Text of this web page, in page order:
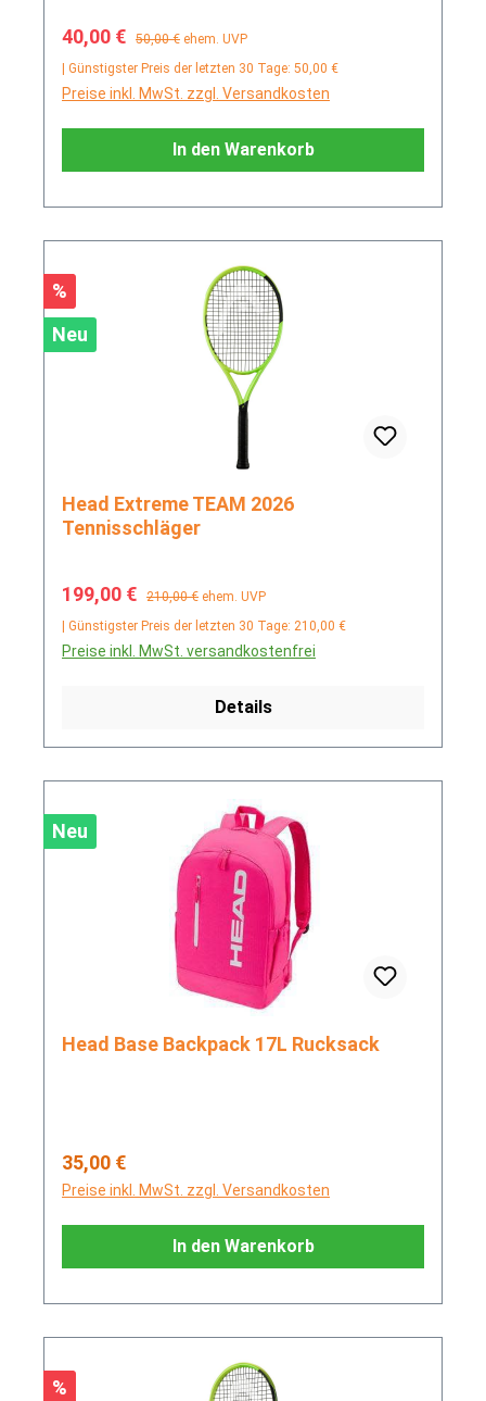
Verkaufspreis:
40,00 € Regulärer Preis:
50,00 € ehem. UVP
| Günstigster Preis der letzten 30 Tage: 50,00 €
Preise inkl. MwSt. zzgl. Versandkosten
In den Warenkorb
Rabatt
%
Neu
Head Extreme TEAM 2026
Tennisschläger
Verkaufspreis:
199,00 € Regulärer Preis:
210,00 € ehem. UVP
| Günstigster Preis der letzten 30 Tage: 210,00 €
Preise inkl. MwSt. versandkostenfrei
Details
Neu
Head Base Backpack 17L Rucksack
Regulärer Preis:
35,00 €
Preise inkl. MwSt. zzgl. Versandkosten
In den Warenkorb
Rabatt
%